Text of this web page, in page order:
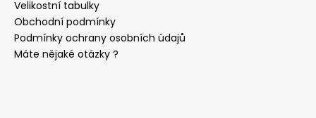
Velikostní tabulky
Obchodní podmínky
Podmínky ochrany osobních údajů
Máte nějaké otázky ?